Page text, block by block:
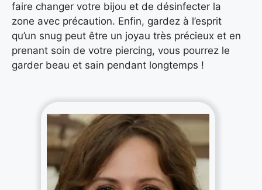
faire changer votre bijou et de désinfecter la
zone avec précaution. Enfin, gardez à l’esprit
qu’un snug peut être un joyau très précieux et en
prenant soin de votre piercing, vous pourrez le
garder beau et sain pendant longtemps !